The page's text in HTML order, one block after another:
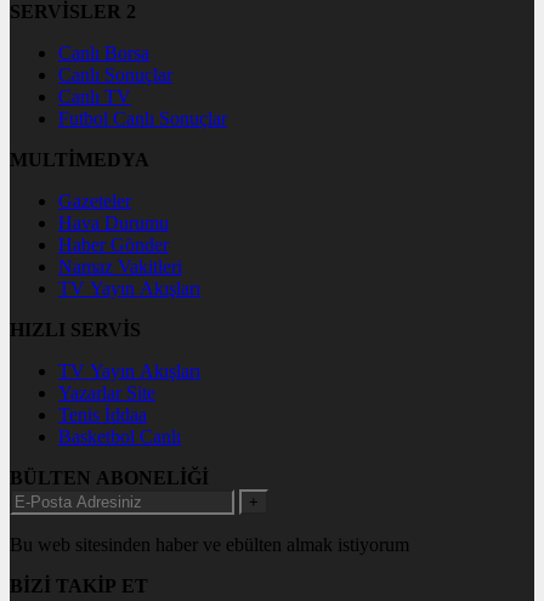
SERVİSLER 2
Canlı Borsa
Canlı Sonuçlar
Canlı TV
Futbol Canlı Sonuçlar
MULTİMEDYA
Gazeteler
Hava Durumu
Haber Gönder
Namaz Vakitleri
TV Yayın Akışları
HIZLI SERVİS
TV Yayın Akışları
Yazarlar Site
Tenis İddaa
Basketbol Canlı
BÜLTEN ABONELİĞİ
+
Bu web sitesinden haber ve ebülten almak istiyorum
BİZİ TAKİP ET